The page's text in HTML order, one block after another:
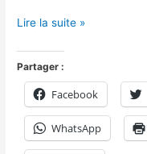
Lire la suite »
Partager :
Facebook
WhatsApp